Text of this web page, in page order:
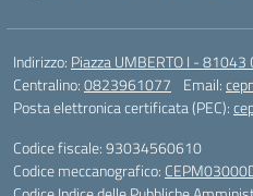
Indirizzo: Piazza UMBERTO I - 81043
Centralino:0823961077 Email:
Posta elettronica certificata (PEC):
Codice fiscale: 93034560610
Codice meccanografico: